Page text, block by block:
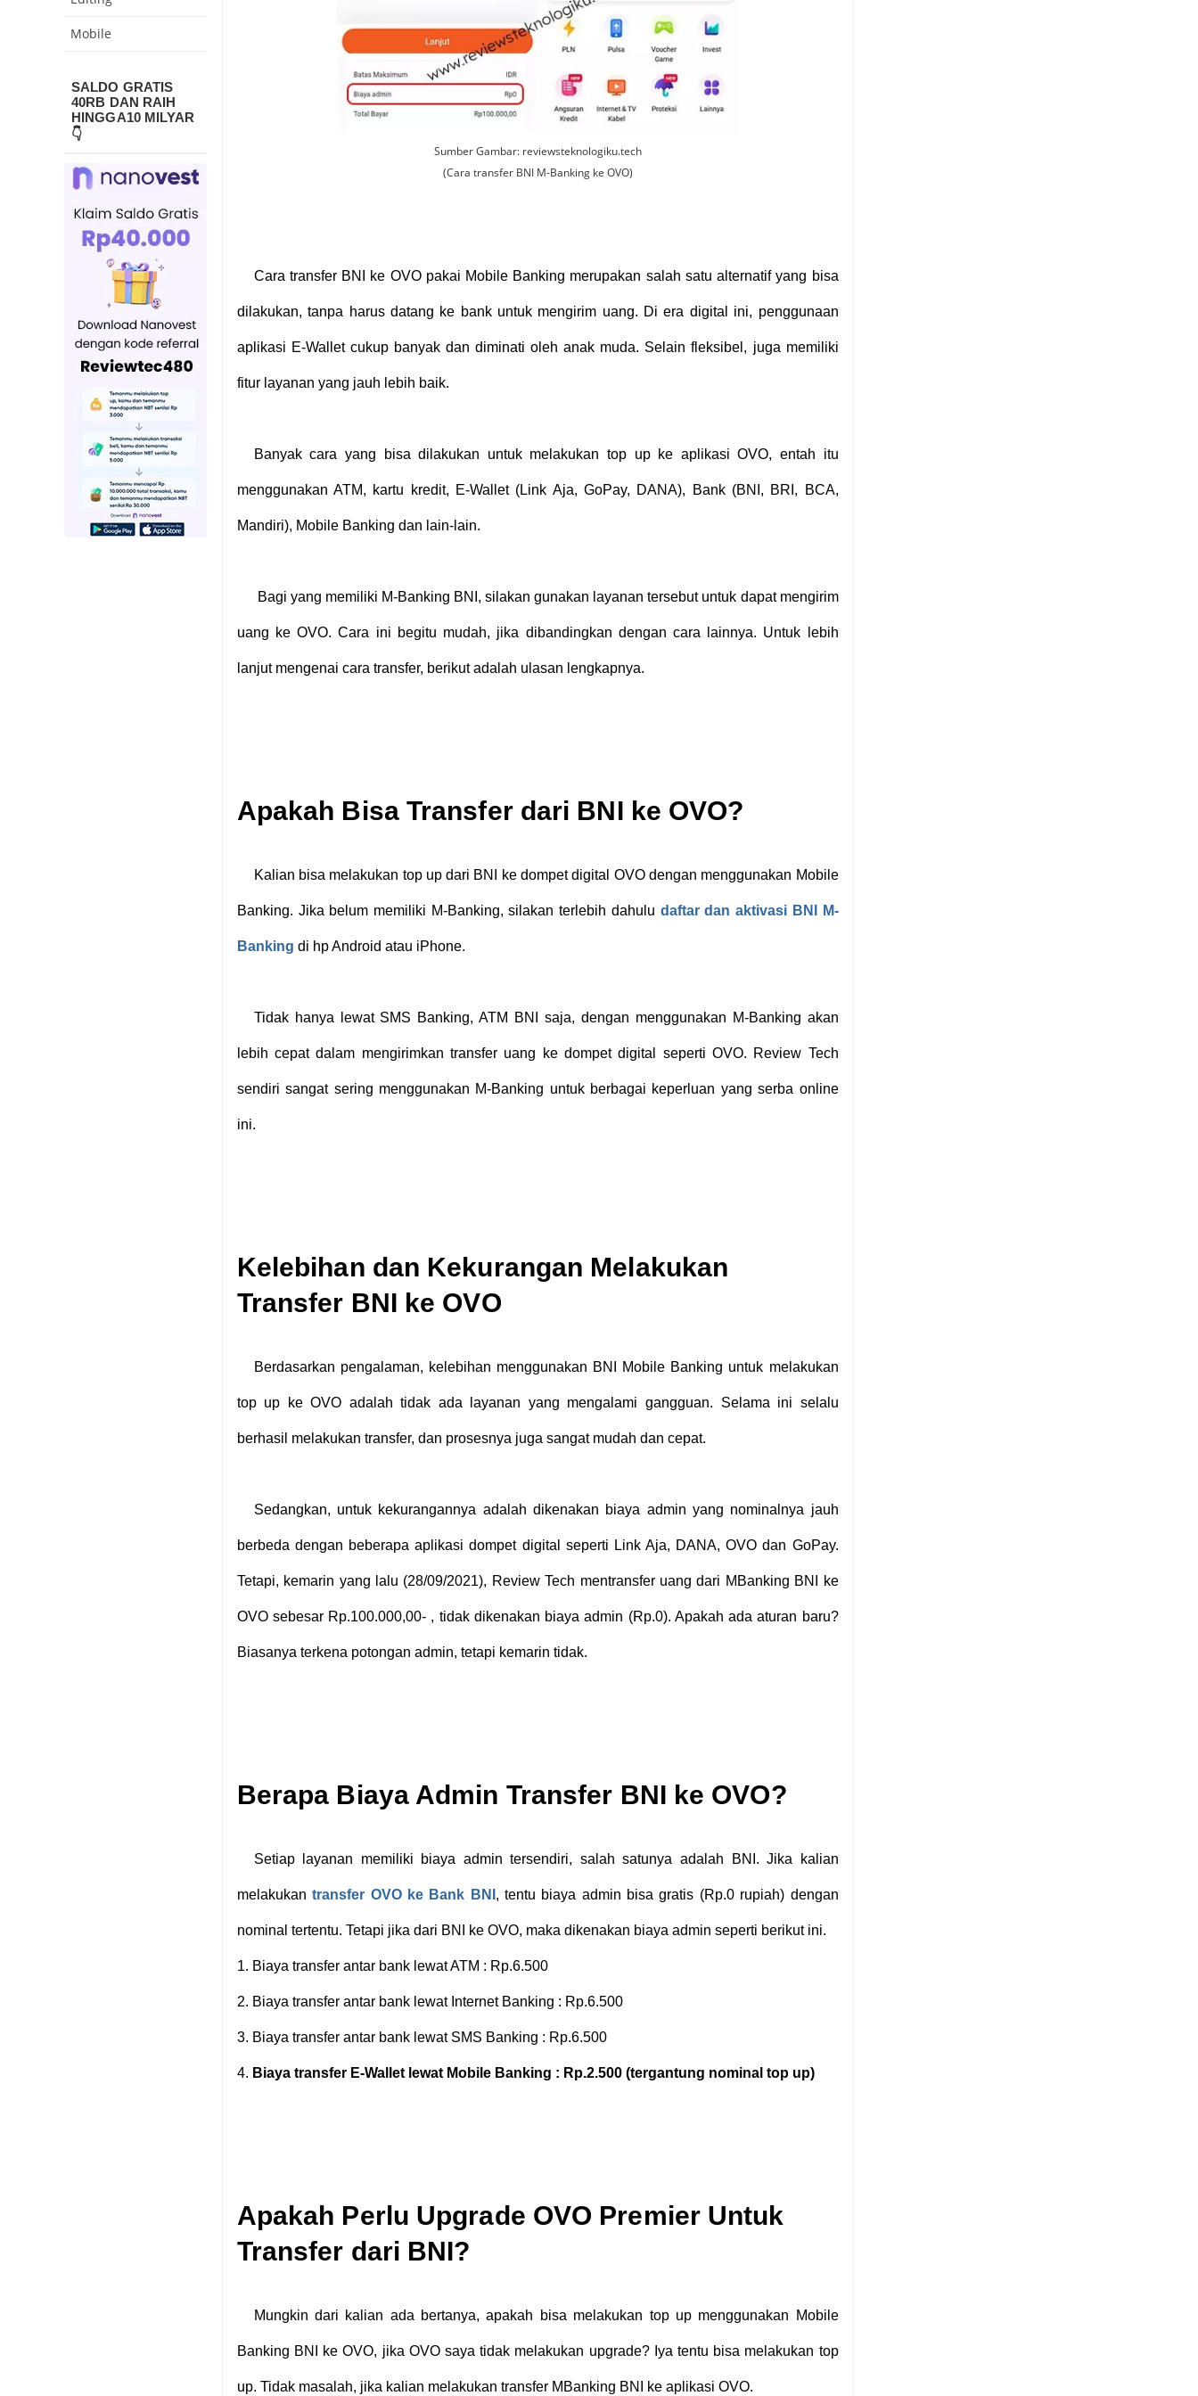
Sumber Gambar: reviewsteknologiku.tech
(Cara transfer BNI M-Banking ke OVO)
Cara transfer BNI ke OVO pakai Mobile Banking merupakan salah satu alternatif yang bisa
dilakukan, tanpa harus datang ke bank untuk mengirim uang. Di era digital ini, penggunaan
aplikasi E-Wallet cukup banyak dan diminati oleh anak muda. Selain fleksibel, juga memiliki
fitur layanan yang jauh lebih baik.
Banyak cara yang bisa dilakukan untuk melakukan top up ke aplikasi OVO, entah itu
menggunakan ATM, kartu kredit, E-Wallet (Link Aja, GoPay, DANA), Bank (BNI, BRI, BCA,
Mandiri), Mobile Banking dan lain-lain.
Bagi yang memiliki M-Banking BNI, silakan gunakan layanan tersebut untuk dapat mengirim
uang ke OVO. Cara ini begitu mudah, jika dibandingkan dengan cara lainnya. Untuk lebih
lanjut mengenai cara transfer, berikut adalah ulasan lengkapnya.
Apakah Bisa Transfer dari BNI ke OVO?
Kalian bisa melakukan top up dari BNI ke dompet digital OVO dengan menggunakan Mobile
Banking. Jika belum memiliki M-Banking, silakan terlebih dahulu daftar dan aktivasi BNI M-
Banking di hp Android atau iPhone.
Tidak hanya lewat SMS Banking, ATM BNI saja, dengan menggunakan M-Banking akan
lebih cepat dalam mengirimkan transfer uang ke dompet digital seperti OVO. Review Tech
sendiri sangat sering menggunakan M-Banking untuk berbagai keperluan yang serba online
ini.
Kelebihan dan Kekurangan Melakukan
Transfer BNI ke OVO
Berdasarkan pengalaman, kelebihan menggunakan BNI Mobile Banking untuk melakukan
top up ke OVO adalah tidak ada layanan yang mengalami gangguan. Selama ini selalu
berhasil melakukan transfer, dan prosesnya juga sangat mudah dan cepat.
Sedangkan, untuk kekurangannya adalah dikenakan biaya admin yang nominalnya jauh
berbeda dengan beberapa aplikasi dompet digital seperti Link Aja, DANA, OVO dan GoPay.
Tetapi, kemarin yang lalu (28/09/2021), Review Tech mentransfer uang dari MBanking BNI ke
OVO sebesar Rp.100.000,00- , tidak dikenakan biaya admin (Rp.0). Apakah ada aturan baru?
Biasanya terkena potongan admin, tetapi kemarin tidak.
Berapa Biaya Admin Transfer BNI ke OVO?
Setiap layanan memiliki biaya admin tersendiri, salah satunya adalah BNI. Jika kalian
melakukantransfer OVO ke Bank BNI , tentu biaya admin bisa gratis (Rp.0 rupiah) dengan
nominal tertentu. Tetapi jika dari BNI ke OVO, maka dikenakan biaya admin seperti berikut ini.
1. Biaya transfer antar bank lewat ATM : Rp.6.500
2. Biaya transfer antar bank lewat Internet Banking : Rp.6.500
3. Biaya transfer antar bank lewat SMS Banking : Rp.6.500
4. Biaya transfer E-Wallet lewat Mobile Banking : Rp.2.500 (tergantung nominal top up)
Apakah Perlu Upgrade OVO Premier Untuk
Transfer dari BNI?
Mungkin dari kalian ada bertanya, apakah bisa melakukan top up menggunakan Mobile
Banking BNI ke OVO, jika OVO saya tidak melakukan upgrade? Iya tentu bisa melakukan top
up. Tidak masalah, jika kalian melakukan transfer MBanking BNI ke aplikasi OVO.
Mobile
SALDO GRATIS
40RB DAN RAIH
HINGGA10 MILYAR
👇